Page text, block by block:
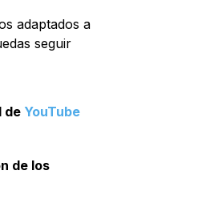
adaptados a
seguir
de YouTube
de los